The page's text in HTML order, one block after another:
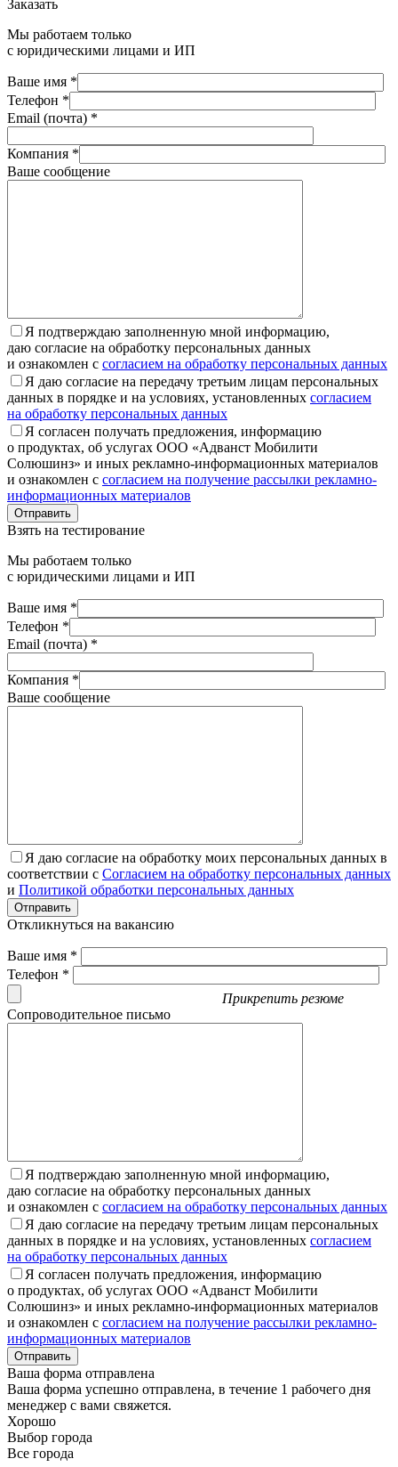
Заказать
Мы работаем только
с юридическими лицами и ИП
Ваше имя *
Телефон *
Email (почта) *
Компания *
Ваше сообщение
Я подтверждаю заполненную мной информацию,
даю согласие на обработку персональных данных
и ознакомлен с согласием на обработку персональных данных
Я даю согласие на передачу третьим лицам персональных
данных в порядке и на условиях, установленных согласием
на обработку персональных данных
Я согласен получать предложения, информацию
о продуктах, об услугах ООО «Адванст Мобилити
Солюшинз» и иных рекламно-информационных материалов
и ознакомлен с согласием на получение рассылки рекламно-
информационных материалов
Отправить
Взять на тестирование
Мы работаем только
с юридическими лицами и ИП
Ваше имя *
Телефон *
Email (почта) *
Компания *
Ваше сообщение
Я даю согласие на обработку моих персональных данных в
соответствии с Согласием на обработку персональных данных
и Политикой обработки персональных данных
Отправить
Откликнуться на вакансию
Ваше имя *
Телефон *
Прикрепить резюме
Сопроводительное письмо
Я подтверждаю заполненную мной информацию,
даю согласие на обработку персональных данных
и ознакомлен с согласием на обработку персональных данных
Я даю согласие на передачу третьим лицам персональных
данных в порядке и на условиях, установленных согласием
на обработку персональных данных
Я согласен получать предложения, информацию
о продуктах, об услугах ООО «Адванст Мобилити
Солюшинз» и иных рекламно-информационных материалов
и ознакомлен с согласием на получение рассылки рекламно-
информационных материалов
Отправить
Ваша форма отправлена
Ваша форма успешно отправлена, в течение 1 рабочего дня
менеджер с вами свяжется.
Хорошо
Выбор города
Все города